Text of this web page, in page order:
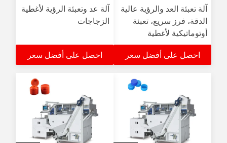
آلة تعبئة العد والرؤية عالية
الدقة، فرز سريع، تعبئة
أوتوماتيكية لأغطية
بلاستيكية
احصل على أفضل سعر
آلة عد وتعبئة الرؤية لأغطية
الزجاجات
احصل على أفضل سعر